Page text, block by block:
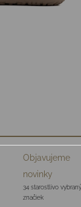
Objavujeme
novinky
34 starostlivo
značiek